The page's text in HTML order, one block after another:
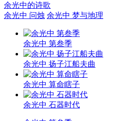
余光中的诗歌
余光中 问烛 余光中 梦与地理
余光中 第叁季
余光中 扬子江船夫曲
余光中 算命瞎子
余光中 石器时代